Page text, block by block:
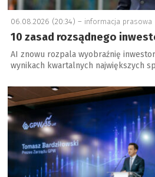
06.08.2026 (20:34) – informacja prasowa
10 zasad rozsądnego
AI znowu rozpala wyobraźnię
wynikach kwartalnych największych
a